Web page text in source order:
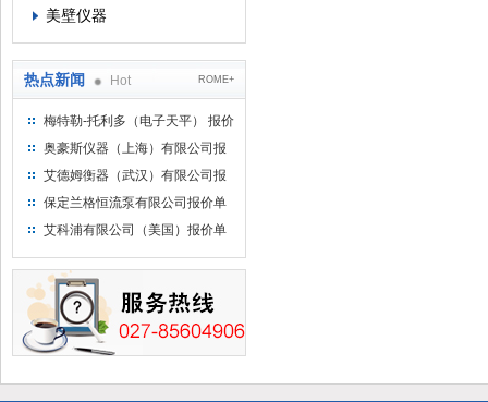
美壁仪器
热点新闻 Hot ROME+
梅特勒-托利多（电子天平） 报价
单
奥豪斯仪器（上海）有限公司报
价单
艾德姆衡器（武汉）有限公司报
价单
保定兰格恒流泵有限公司报价单
艾科浦有限公司（美国）报价单